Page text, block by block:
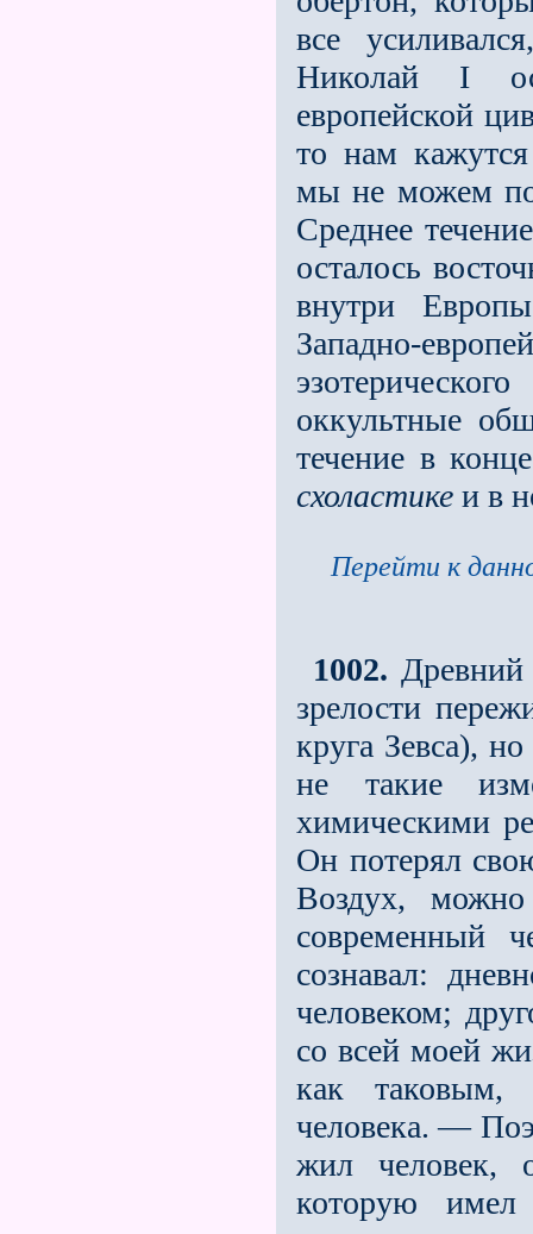
всe
Николай I
европейской
то нам
мы не можем
Среднее
осталось
внутри
Западно-
оккультные
течение в
схоластике и в
Перейти к
1002. Древний
зрелости
круга Зевса),
не такие
химическими
Он потерял
Воздух, можно
современный
сознавал:
человеком;
со всей моей
как таковым,
человека. —
жил человек,
которую имел